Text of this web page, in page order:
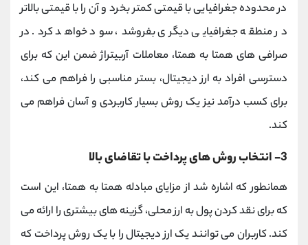
در محدوده جغرافیایی با قیمتی کمتر بخرد و آن را با قیمتی بالاتر
در منطقه جغرافیایی دیگری بفروشد، سود خواهد کرد. در
صرافی های همتا به همتا، معاملات آربیتراژ ضمن این که برای
دسترسی افراد به ارز دیجیتال، بستر مناسبی را فراهم می کند،
برای کسب درآمد نیز یک روش بسیار کاربردی و آسان فراهم می
کند.
3- انتخاب روش های پرداخت با تقاضای بالا
همانطور که اشاره شد از مزایای مبادله همتا به همتا، این است
که برای نقد کردن پول به ارز محلی، گزینه های بیشتری را ارائه می
کند. کاربران می توانند یک ارز دیجیتال را با یک روش پرداخت که